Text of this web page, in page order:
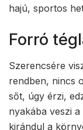
hajú, sportos
Forró
Szerencsére
rendben, nincs
sőt, úgy érzi,
nyakába veszi
kirándul a